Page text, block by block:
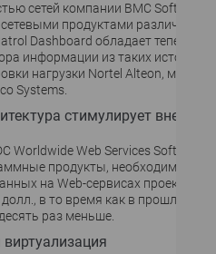
сетей компании BMC Software
продуктами различных
Dashboard обладает теперь
информации из таких
нагрузки Nortel Alteon,
Systems.
стимулирует
Worldwide Web Services Software
продукты, необходимые
на Web-сервисах проектов,
в то время как в прошлом
раз меньше.